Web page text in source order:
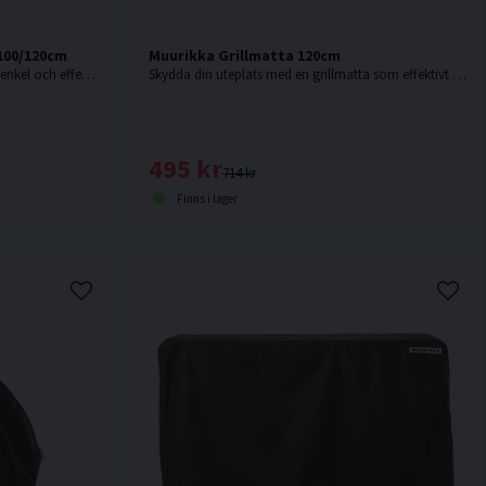
120cm
Gör rengöringen av din stekhäll både enkel och effektiv. Renslådan hängs smidigt på kanten så att du lätt kan skrapa ner matrester och fett.
Muurikka Grillmatta 120cm
Skydda din uteplats med en grillmatta som effektivt står emot både värme och spill.
714 kr
495 kr
Finns i lager